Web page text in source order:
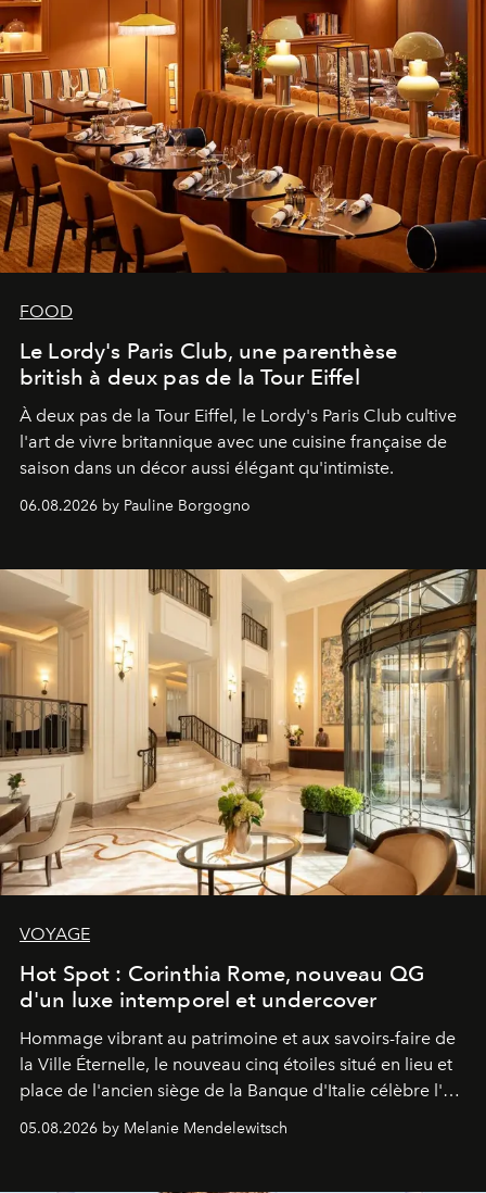
FOOD
Le Lordy's Paris Club, une parenthèse
british à deux pas de la Tour Eiffel
À deux pas de la Tour Eiffel, le Lordy's Paris Club cultive
l'art de vivre britannique avec une cuisine française de
saison dans un décor aussi élégant qu'intimiste.
06.08.2026 by Pauline Borgogno
VOYAGE
Hot Spot : Corinthia Rome, nouveau QG
d'un luxe intemporel et undercover
Hommage vibrant au patrimoine et aux savoirs-faire de
la Ville Éternelle, le nouveau cinq étoiles situé en lieu et
place de l'ancien siège de la Banque d'Italie célèbre l'art
05.08.2026 by Melanie Mendelewitsch